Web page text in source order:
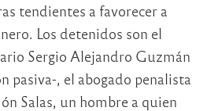
tendientes a favorecer a
Los detenidos son el
Sergio Alejandro Guzmán
pasiva-, el abogado penalista
Salas, un hombre a quien